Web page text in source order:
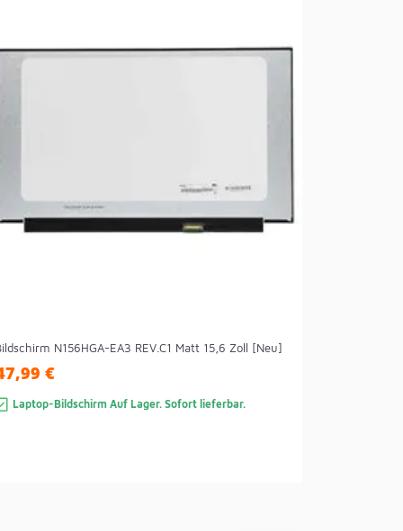
N156HGA-EA3 REV.C1 Matt 15,6 Zoll [Neu]
€
Laptop-Bildschirm Auf Lager. Sofort lieferbar.